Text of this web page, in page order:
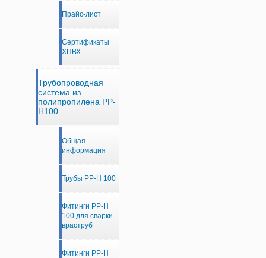
Прайс-лист
Сертификаты
ХПВХ
Трубопроводная
система из
полипропилена PP-
H100
Общая
информация
Трубы PP-H 100
Фитинги PP-H
100 для сварки
враструб
Фитинги PP-H